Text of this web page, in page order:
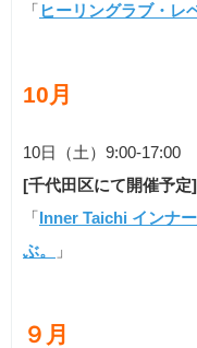
「 ヒーリングラブ・レ
10月
10日（土）9:00-17:00
[千代田区にて開催予定]
「Inner Taichi インナ
ぶ。
」
９月